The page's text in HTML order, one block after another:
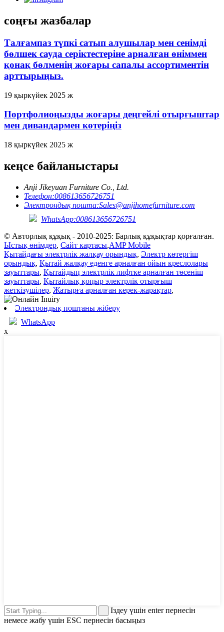
соңғы жазбалар
Талғампаз түпкі сатып алушылар мен сенімді
бөлшек сауда серіктестеріне арналған өніммен
қонақ бөлменің жоғары сапалы ассортиментін
арттырыңыз.
19 қыркүйек 2025 ж
Портфолиоңызды жоғары деңгейлі отырғыштар
мен дивандармен көтеріңіз
18 қыркүйек 2025 ж
кеңсе байланыстары
Anji Jikeyuan Furniture Co., Ltd.
Телефон:008613656726751
Электрондық пошта:Sales@anjihomefurniture.com
WhatsApp:008613656726751
© Авторлық құқық - 2010-2025: Барлық құқықтар қорғалған.
Ыстық өнімдер, Сайт картасы,AMP Mobile
Қытайдағы электрлік жалқау орындық, Электр көтергіш
орындық, Қытай жалқау еденге арналған ойын креслолары
зауыттары, Қытайдың электрлік лифтке арналған төсеніш
зауыттары, Қытайлық қоңыр электрлік отырғыш
жеткізушілер, Жатырға арналған керек-жарақтар,
Электрондық поштаны жіберу
WhatsApp
x
Іздеу үшін enter пернесін
немесе жабу үшін ESC пернесін басыңыз